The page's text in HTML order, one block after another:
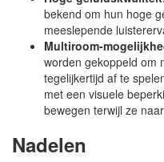
bekend om hun hoge
meeslepende
Multiroom-
worden gekoppeld om
tegelijkertijd af te
met een visuele
bewegen terwijl ze
Nadelen